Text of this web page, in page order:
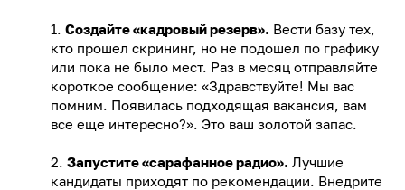
1. Создайте «кадровый резерв». Вести базу тех,
кто прошел скрининг, но не подошел по графику
или пока не было мест. Раз в месяц отправляйте
короткое сообщение: «Здравствуйте! Мы вас
помним. Появилась подходящая вакансия, вам
все еще интересно?». Это ваш золотой запас.
2. Запустите «сарафанное радио». Лучшие
кандидаты приходят по рекомендации. Внедрите